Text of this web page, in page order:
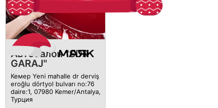
Автосалон "SDR
GARAJ"
Кемер Yeni mahalle dr derviş
eroğlu dörtyol bulvarı no:76
daire:1, 07980 Kemer/Antalya,
Турция